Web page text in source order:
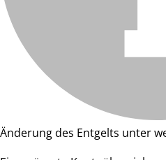
Änderung des Entgelts unter